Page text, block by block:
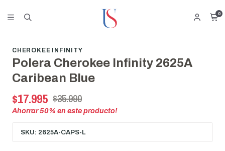
0
CHEROKEE INFINITY
Polera Cherokee Infinity 2625A
Caribean Blue
$17.995 $35.990
Ahorrar50% en este producto!
SKU: 2625A-CAPS-L